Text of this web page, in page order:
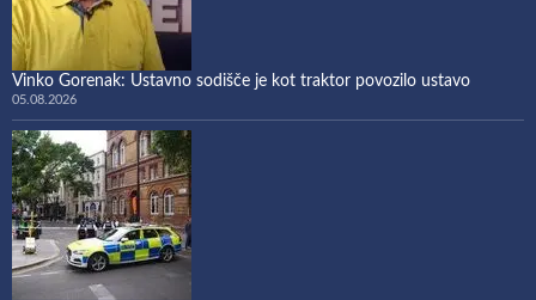
Vinko Gorenak: Ustavno sodišče je kot traktor povozilo ustavo
05.08.2026